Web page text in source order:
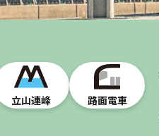
立山連峰 路面電車